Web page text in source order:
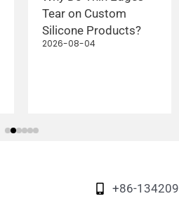
Tear on Custom
Silicone Products?
2026-08-04
+86-